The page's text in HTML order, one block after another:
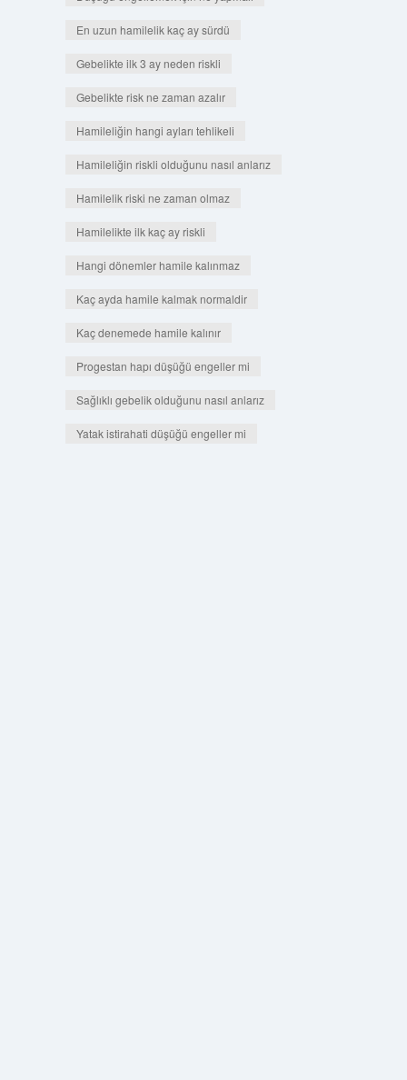
En uzun hamilelik kaç ay sürdü
Gebelikte ilk 3 ay neden riskli
Gebelikte risk ne zaman azalır
Hamileliğin hangi ayları tehlikeli
Hamileliğin riskli olduğunu nasıl anlarız
Hamilelik riski ne zaman olmaz
Hamilelikte ilk kaç ay riskli
Hangi dönemler hamile kalınmaz
Kaç ayda hamile kalmak normaldir
Kaç denemede hamile kalınır
Progestan hapı düşüğü engeller mi
Sağlıklı gebelik olduğunu nasıl anlarız
Yatak istirahati düşüğü engeller mi